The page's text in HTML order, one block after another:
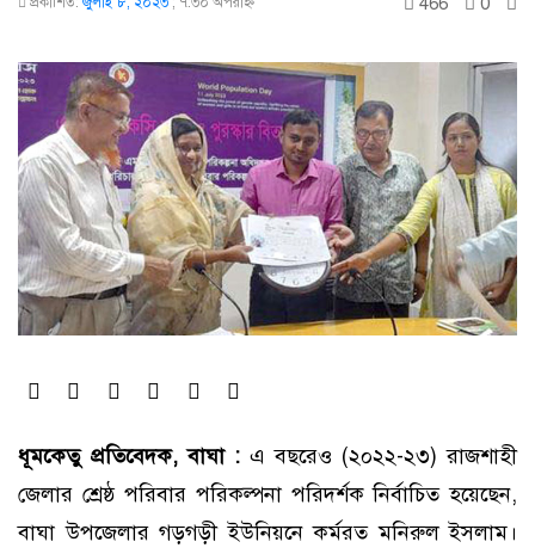
ধূমকেতু প্রতিবেদক, বাঘা : এ বছরেও (২০২২-২৩) রাজশাহী
জেলার শ্রেষ্ঠ পরিবার পরিকল্পনা পরিদর্শক নির্বাচিত হয়েছেন,
বাঘা উপজেলার গড়গড়ী ইউনিয়নে কর্মরত মনিরুল ইসলাম।